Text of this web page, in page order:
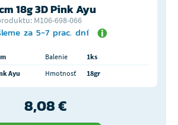
18g 3D Pink Ayu
M106-698-066
za 5-7 prac. dní
Balenie
1ks
Ayu Hmotnosť 18gr
8,08 €